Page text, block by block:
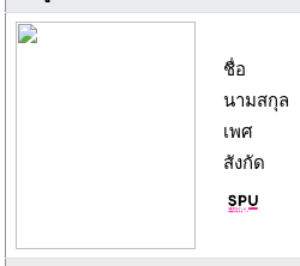
ชื่อ
นามสกุล
เพศ
สังกัด